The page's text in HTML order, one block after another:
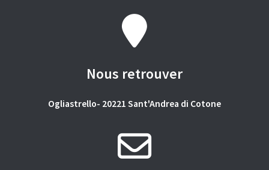
Nous retrouver
Ogliastrello- 20221 Sant'Andrea di Cotone